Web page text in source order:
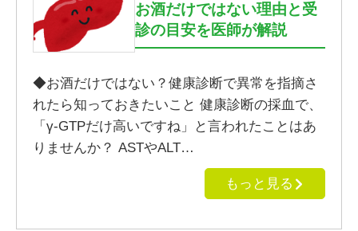
お酒だけではない理由と受
診の目安を医師が解説
◆お酒だけではない？健康診断で異常を指摘さ
れたら知っておきたいこと 健康診断の採血で、
「γ-GTPだけ高いですね」と言われたことはあ
りませんか？ ASTやALT…
もっと見る